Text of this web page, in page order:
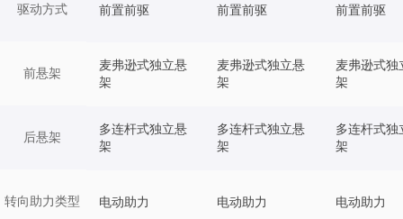
驱动方式
前悬架
后悬架
转向助力类型
前置前驱 前置前驱 前置前驱
麦弗逊式独立悬
架
麦弗逊式独立悬
架
麦弗逊式独
架
多连杆式独立悬
架
多连杆式独立悬
架
多连杆式独
架
电动助力 电动助力 电动助力